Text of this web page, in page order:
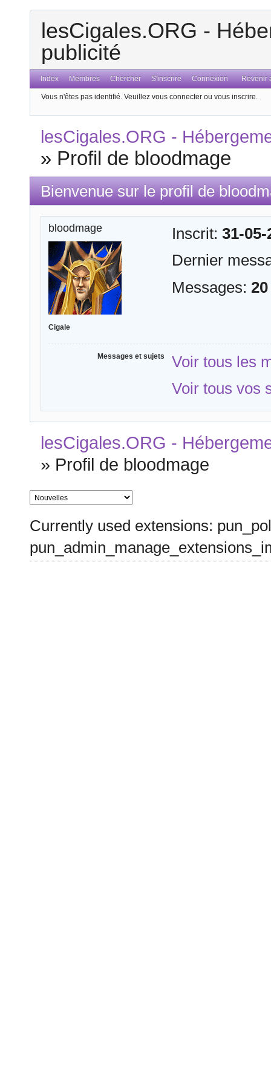
lesCigales.ORG -
publicité
Index Membres Chercher S'inscrire Connexion Revenir
Vous n'êtes pas identifié. Veuillez vous connecter ou vous inscrire.
lesCigales.ORG -
» Profil de bloodmage
Bienvenue sur le profil de
bloodmage
Cigale
Inscrit: 31-05-
Dernier
Messages: 20
Messages et sujets
Voir tous les
Voir tous vos
lesCigales.ORG -
» Profil de bloodmage
Currently used extensions: